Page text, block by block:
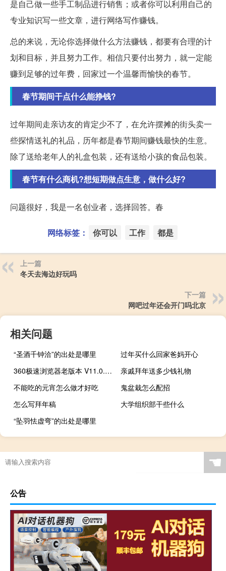
是自己做一些手工制品进行销售；或者你可以利用自己的
专业知识写一些文章，进行网络写作赚钱。
总的来说，无论你选择做什么方法赚钱，都要有合理的计
划和目标，并且努力工作。相信只要付出努力，就一定能
赚到足够的过年费，回家过一个温馨而愉快的春节。
春节期间干点什么能挣钱?
过年期间走亲访友的肯定少不了，在允许摆摊的街头卖一
些探情送礼的礼品，历年都是春节期间赚钱最快的生意。
除了送给老年人的礼盒包装，还有送给小孩的食品包装。
春节有什么商机?想短期做点生意，做什么好?
问题很好，我是一名创业者，选择回答。春
网络标签： 你可以 工作 都是
上一篇
冬天去海边好玩吗
下一篇
网吧过年还会开门吗北京
相关问题
“圣酒千钟洽”的出处是哪里
过年买什么回家爸妈开心
360极速浏览器老版本 V11.0.2116.0 官方版（360极速浏览器老版本 V11.0.2116.0 官方版功能简介）
亲戚拜年送多少钱礼物
不能吃的元宵怎么做才好吃
鬼盆栽怎么配招
怎么写拜年稿
大学组织部干些什么
“坠羽怯虚弯”的出处是哪里
☚
公告